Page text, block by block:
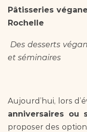
Pâtisseries
Rochelle
Des desserts
et séminaires
Aujourd’hui, lors
anniversaires ou
proposer des